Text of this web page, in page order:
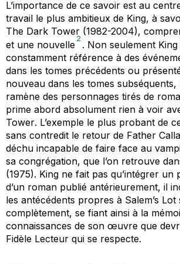
L’importance de ce savoir est au
travail le plus ambitieux de King, à
The Dark Tower (1982-2004),
et une nouvelle
2
. Non seulement
constamment référence à des
dans les tomes précédents ou
nouveau dans les tomes subséquents,
ramène des personnages tirés de
prime abord absolument rien à voir
Tower. L’exemple le plus probant de
sans contredit le retour de Father
déchu incapable de faire face au
sa congrégation, que l’on retrouve
(1975). King ne fait pas qu’intégrer un
d’un roman publié antérieurement, il
les antécédents propres à Salem’s Lot
complètement, se fiant ainsi à la
connaissances de son œuvre que
Fidèle Lecteur qui se respecte.